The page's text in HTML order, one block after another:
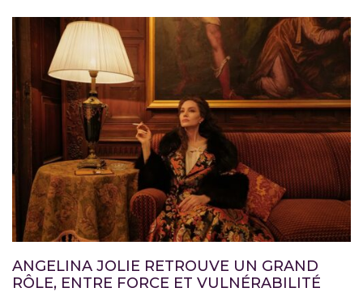
ANGELINA JOLIE RETROUVE UN GRAND
RÔLE, ENTRE FORCE ET VULNÉRABILITÉ